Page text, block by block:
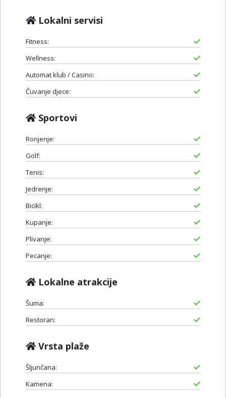
Lokalni servisi
Fitness:
Wellness:
Automat klub / Casino:
Čuvanje djece:
Sportovi
Ronjenje:
Golf:
Tenis:
Jedrenje:
Bicikl:
Kupanje:
Plivanje:
Pecanje:
Lokalne atrakcije
Šuma:
Restoran:
Vrsta plaže
Šljunčana:
Kamena: